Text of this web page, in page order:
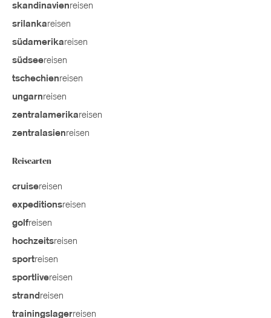
skandinavienreisen
srilankareisen
südamerikareisen
südseereisen
tschechienreisen
ungarnreisen
zentralamerikareisen
zentralasienreisen
Reisearten
cruisereisen
expeditionsreisen
golfreisen
hochzeitsreisen
sportreisen
sportlivereisen
strand reisen
trainingslagerreisen